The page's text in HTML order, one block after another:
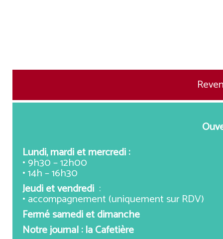
Lundi, mardi et mercredi :
• 9h30 – 12h00
• 14h – 16h30
Jeudi et vendredi :
• accompagnement (uniquement sur RDV)
Fermé samedi et dimanche
Notre journal : la Cafetière